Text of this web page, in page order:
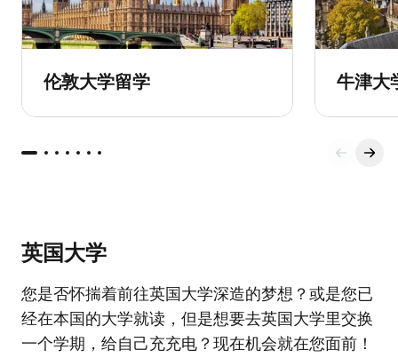
伦敦大学留学 牛津大
英国大学
您是否怀揣着前往英国大学深造的梦想？或是您已
经在本国的大学就读，但是想要去英国大学里交换
一个学期，给自己充充电？现在机会就在您面前！